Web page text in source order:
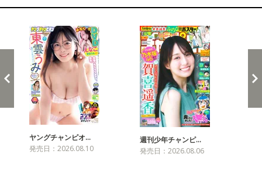
ヤングチャンピオ…
発売日：2026.08.10
週刊少年チャンピ…
発売日：2026.08.06